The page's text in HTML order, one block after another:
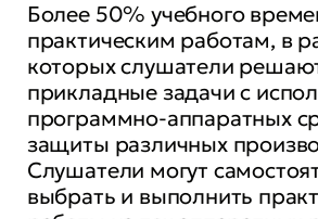
Более 50% учебного
практическим работам, в
которых слушатели
прикладные задачи с
программно-аппаратных
защиты различных
Слушатели могут
выбрать и выполнить